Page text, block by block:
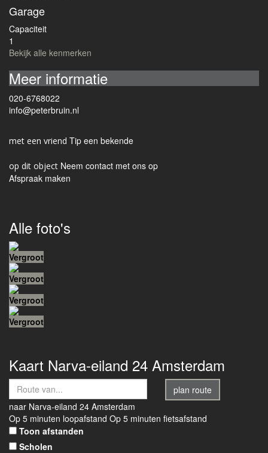
Garage
Capaciteit
1
Bekijk alle kenmerken
Meer informatie
020-6768022
info@peterbruin.nl
Tip een bekende
Neem contact met ons op
Afspraak maken
Alle foto's
Vergroot
Vergroot
Vergroot
Vergroot
Kaart Narva-eiland 24 Amsterdam
plan route
naar Narva-eiland 24 Amsterdam
Op 5 minuten loopafstand Op 5 minuten fietsafstand
Toon afstanden
Scholen